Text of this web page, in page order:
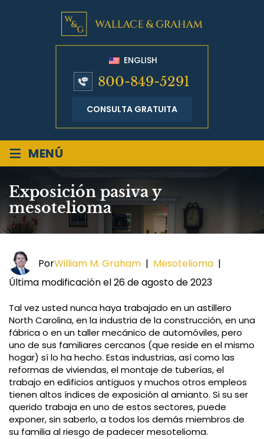
ENGLISH
800-849-5291
CONSULTA GRATUITA
≡ MENÚ
Exposición pasiva y
mesotelioma
PorWilliam M. Graham | Mesotelioma |
Última modificación el 26 de agosto de 2023
Tal vez usted nunca haya trabajado en un astillero
North Carolina, en la industria de la construcción, en una
fábrica o en un taller mecánico de automóviles, pero
uno de sus familiares cercanos (que reside en el mismo
hogar) sí lo ha hecho. Estas industrias, así como las
reformas de viviendas, el montaje de tuberías, el
trabajo en edificios antiguos y muchos otros empleos
tienen altos índices de exposición al amianto. Si su ser
querido trabaja en uno de estos sectores, puede
exponer, sin saberlo, a todos los demás miembros de
su familia al riesgo de padecer mesotelioma.